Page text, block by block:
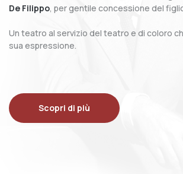
De Filippo, per gentile concessione del
Un teatro al servizio del teatro e di coloro
sua espressione.
Scopri di più